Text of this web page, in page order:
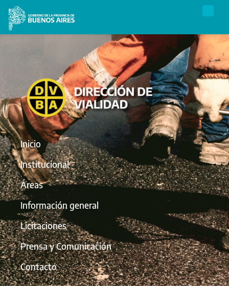
Inicio
Institucional
Áreas
Información general
Licitaciones
Prensa y Comunicación
Contacto